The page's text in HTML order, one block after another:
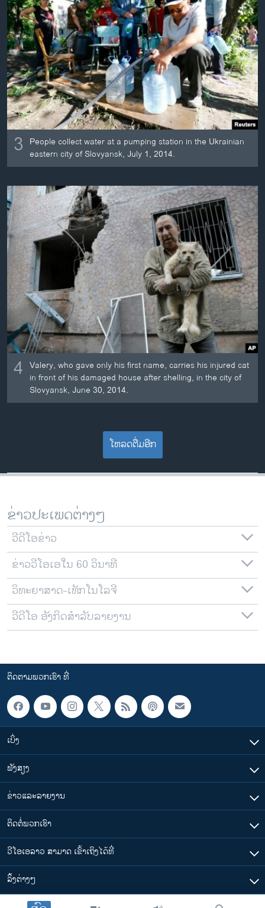
3 People collect water at a pumping station in the Ukrainian
eastern city of Slovyansk, July 1, 2014.
4 Valery, who gave only his first name, carries his injured cat
in front of his damaged house after shelling, in the city of
Slovyansk, June 30, 2014.
ໂຫລດຕື່ມອີກ
ຂ່າວປະເພດຕ່າງໆ
ວີດີໂອຂ່າວ
ຂ່າວວີໂອເອໃນ 60 ວິນາທີ
ວິທະຍາສາດ-ເທັກໂນໂລຈີ
ວີດີໂອ ອັງກິດສຳລັບລາຍງານ
ຕິດຕາມພວກເຮົາ ທີ່
ເບິ່ງ
ຟັງສຽງ
ຂ່າວແລະລາຍງານ
ຕິດຕໍ່ພວກເຮົາ
ວີໂອເອລາວ ສາມາດ ເຂົ້າເຖິງໄດ້ທີ່
​ລິ້ງ​ຕ່າງໆ